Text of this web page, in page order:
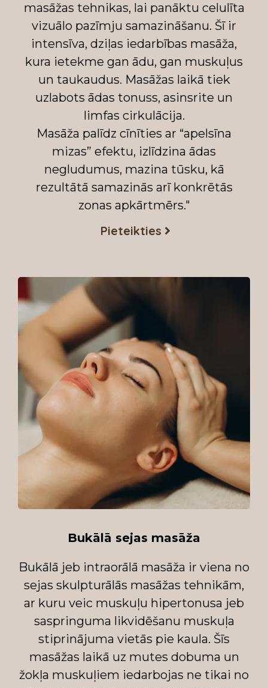
masāžas tehnikas, lai panāktu celulīta
vizuālo pazīmju samazināšanu. Šī ir
intensīva, dziļas iedarbības masāža,
kura ietekme gan ādu, gan muskuļus
un taukaudus. Masāžas laikā tiek
uzlabots ādas tonuss, asinsrite un
limfas cirkulācija.
Masāža palīdz cīnīties ar “apelsīna
mizas” efektu, izlīdzina ādas
negludumus, mazina tūsku, kā
rezultātā samazinās arī konkrētās
zonas apkārtmērs."
Pieteikties
Bukālā sejas masāža
Bukālā jeb intraorālā masāža ir viena no
sejas skulpturālās masāžas tehnikām,
ar kuru veic muskuļu hipertonusa jeb
saspringuma likvidēšanu muskuļa
stiprinājuma vietās pie kaula. Šīs
masāžas laikā uz mutes dobuma un
žokļa muskuļiem iedarbojas ne tikai no